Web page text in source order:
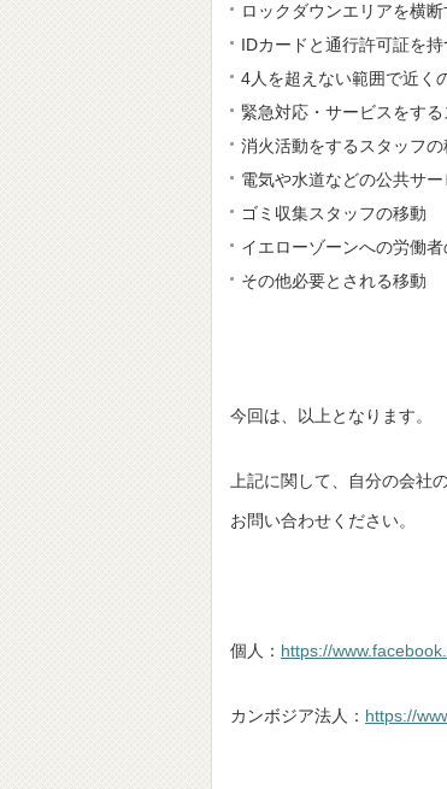
ロックダウンエリアを横
IDカードと通行許可証を
4人を超えない範囲で近く
緊急対応・サービスをす
消火活動をするスタッフの
電気や水道などの公共サ
ゴミ収集スタッフの移動
イエローゾーンへの労働者
その他必要とされる移動
今回は、以上となります。
上記に関して、自分の会
お問い合わせください。
個人： https://
カンボジア法人： https://